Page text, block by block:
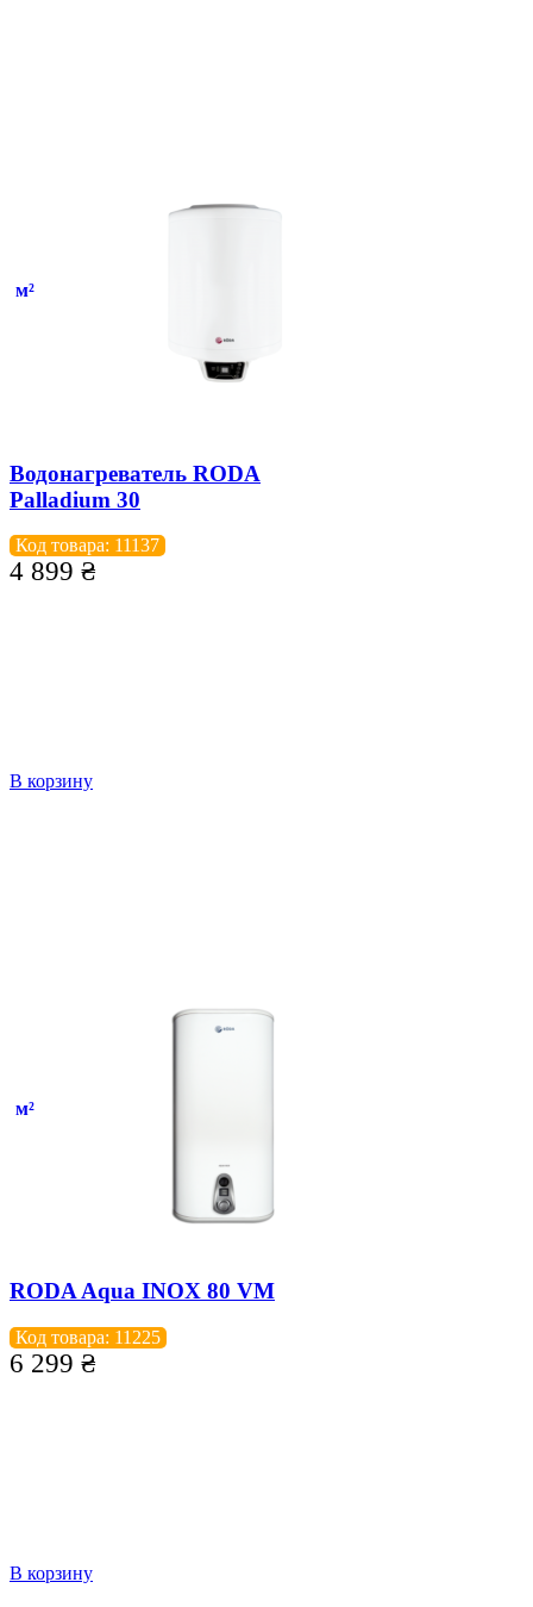
м²
Водонагреватель RODA
Palladium 30
Код товара: 11137
4 899 ₴
В корзину
м²
RODA Aqua INOX 80 VM
Код товара: 11225
6 299 ₴
В корзину